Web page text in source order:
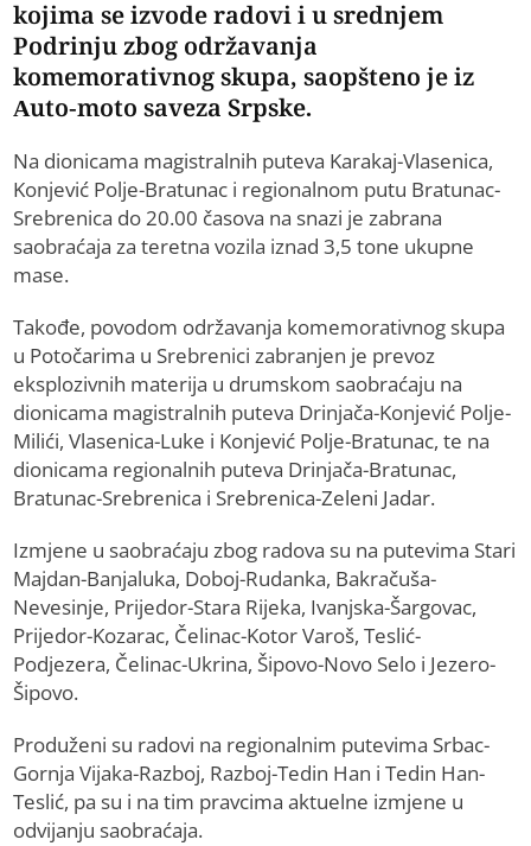
kojima se izvode radovi i u srednjem
Podrinju zbog održavanja
komemorativnog skupa, saopšteno je iz
Auto-moto saveza Srpske.
Na dionicama magistralnih puteva Karakaj-Vlasenica,
Konjević Polje-Bratunac i regionalnom putu Bratunac-
Srebrenica do 20.00 časova na snazi je zabrana
saobraćaja za teretna vozila iznad 3,5 tone ukupne
mase.
Takođe, povodom održavanja komemorativnog skupa
u Potočarima u Srebrenici zabranjen je prevoz
eksplozivnih materija u drumskom saobraćaju na
dionicama magistralnih puteva Drinjača-Konjević Polje-
Milići, Vlasenica-Luke i Konjević Polje-Bratunac, te na
dionicama regionalnih puteva Drinjača-Bratunac,
Bratunac-Srebrenica i Srebrenica-Zeleni Jadar.
Izmjene u saobraćaju zbog radova su na putevima Stari
Majdan-Banjaluka, Doboj-Rudanka, Bakračuša-
Nevesinje, Prijedor-Stara Rijeka, Ivanjska-Šargovac,
Prijedor-Kozarac, Čelinac-Kotor Varoš, Teslić-
Podjezera, Čelinac-Ukrina, Šipovo-Novo Selo i Jezero-
Šipovo.
Produženi su radovi na regionalnim putevima Srbac-
Gornja Vijaka-Razboj, Razboj-Tedin Han i Tedin Han-
Teslić, pa su i na tim pravcima aktuelne izmjene u
odvijanju saobraćaja.